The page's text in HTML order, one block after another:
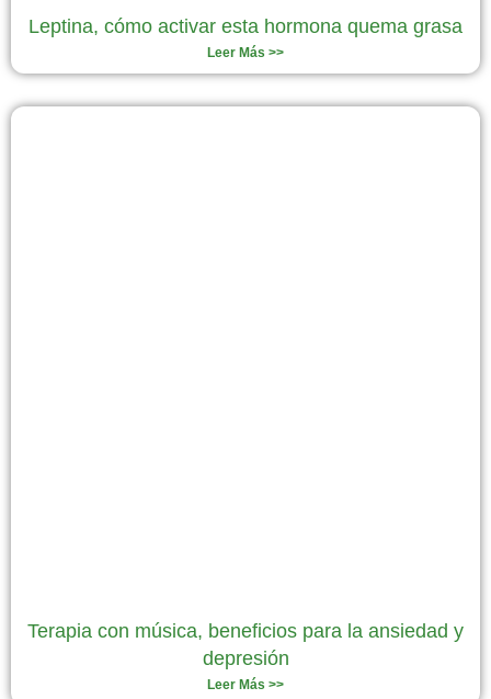
Leptina, cómo activar esta hormona quema grasa
Leer Más >>
Terapia con música, beneficios para la ansiedad y
depresión
Leer Más >>